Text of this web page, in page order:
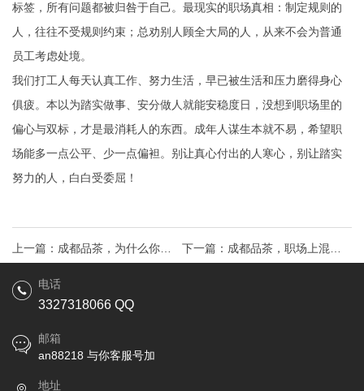
标签，所有问题都被归咎于自己。最现实的职场真相：制定规则的
人，往往不受规则约束；总劝别人顾全大局的人，从来不会为普通
员工考虑处境。
我们打工人每天认真工作、努力生活，早已被生活和压力磨得身心
俱疲。本以为踏实做事、安分做人就能安稳度日，没想到职场里的
偏心与双标，才是最消耗人的东西。成年人谋生本就不易，希望职
场能多一点公平、少一点偏袒。别让真心付出的人寒心，别让踏实
努力的人，白白受委屈！
上一篇： 成都品茶，为什么你越
听话领导越不重用你 混了15年才
看懂的职场潜规则
下一篇： 成都品茶，职场上混得
电话
3327318066 QQ
邮箱
an88218 与你客服号加
地址